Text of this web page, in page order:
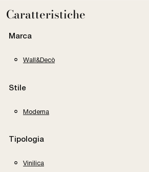
Caratteristiche
Marca
Wall&Decò
Stile
Moderna
Tipologia
Vinilica